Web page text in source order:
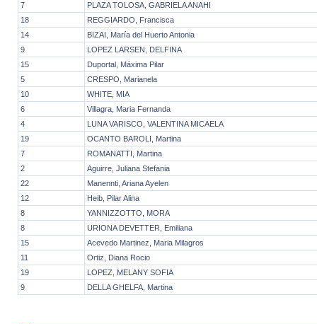
7
PLAZA TOLOSA, GABRIELA ANAHI
18
REGGIARDO, Francisca
14
BIZAI, María del Huerto Antonia
9
LOPEZ LARSEN, DELFINA
15
Duportal, Máxima Pilar
5
CRESPO, Marianela
10
WHITE, MIA
6
Villagra, Maria Fernanda
4
LUNA VARISCO, VALENTINA MICAELA
19
OCANTO BAROLI, Martina
7
ROMANATTI, Martina
2
Aguirre, Juliana Stefania
22
Manennti, Ariana Ayelen
12
Heib, Pilar Alina
8
YANNIZZOTTO, MORA
8
URIONA DEVETTER, Emiliana
15
Acevedo Martinez, Maria Milagros
11
Ortiz, Diana Rocio
19
LOPEZ, MELANY SOFIA
9
DELLA GHELFA, Martina